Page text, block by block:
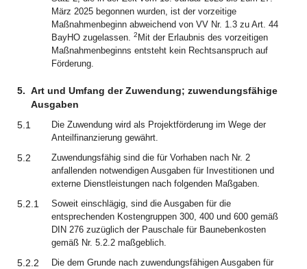
März 2025 begonnen wurden, ist der vorzeitige
Maßnahmenbeginn abweichend von VV Nr. 1.3 zu Art. 44
BayHO zugelassen. 2 Mit der Erlaubnis des vorzeitigen
Maßnahmenbeginns entsteht kein Rechtsanspruch auf
Förderung.
5. Art und Umfang der Zuwendung; zuwendungsfähige
Ausgaben
5.1
Die Zuwendung wird als Projektförderung im Wege der
Anteilfinanzierung gewährt.
5.2
Zuwendungsfähig sind die für Vorhaben nach Nr. 2
anfallenden notwendigen Ausgaben für Investitionen und
externe Dienstleistungen nach folgenden Maßgaben.
5.2.1
Soweit einschlägig, sind die Ausgaben für die
entsprechenden Kostengruppen 300, 400 und 600 gemäß
DIN 276 zuzüglich der Pauschale für Baunebenkosten
gemäß Nr. 5.2.2 maßgeblich.
5.2.2 Die dem Grunde nach zuwendungsfähigen Ausgaben für